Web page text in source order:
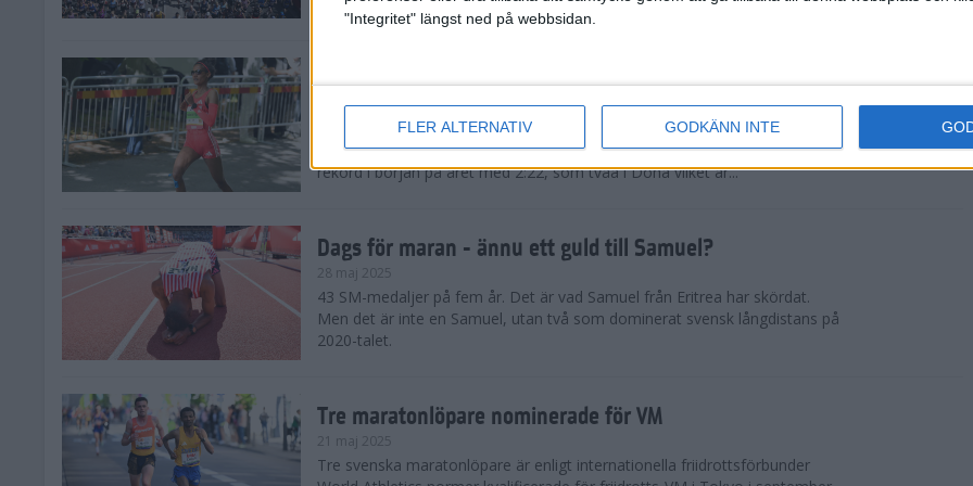
"Integritet" längst ned på webbsidan.
FLER ALTERNATIV GODKÄNN INTE
damklassen.
Dags för maran - Etiopien åter favorit
28 maj 2025
De tre största favoriterna kommer från nationen som fortsätter lansera
den ena löparstjärnan efter den andra. Muluhabt Tsega slog personligt
rekord i början på året med 2:22, som tvåa i Doha vilket är...
Dags för maran - ännu ett guld till Samuel?
28 maj 2025
43 SM-medaljer på fem år. Det är vad Samuel från Eritrea har skördat.
Men det är inte en Samuel, utan två som dominerat svensk långdistans på
2020-talet.
Tre maratonlöpare nominerade för VM
21 maj 2025
Tre svenska maratonlöpare är enligt internationella friidrottsförbunder